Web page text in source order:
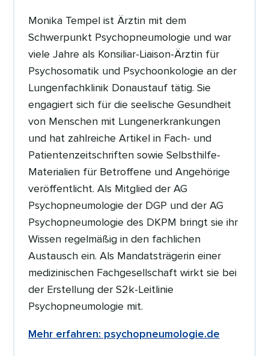
Monika Tempel ist Ärztin mit dem
Schwerpunkt Psychopneumologie und war
viele Jahre als Konsiliar-Liaison-Ärztin für
Psychosomatik und Psychoonkologie an der
Lungenfachklinik Donaustauf tätig. Sie
engagiert sich für die seelische Gesundheit
von Menschen mit Lungenerkrankungen
und hat zahlreiche Artikel in Fach- und
Patientenzeitschriften sowie Selbsthilfe-
Materialien für Betroffene und Angehörige
veröffentlicht. Als Mitglied der AG
Psychopneumologie der DGP und der AG
Psychopneumologie des DKPM bringt sie ihr
Wissen regelmäßig in den fachlichen
Austausch ein. Als Mandatsträgerin einer
medizinischen Fachgesellschaft wirkt sie bei
der Erstellung der S2k-Leitlinie
Psychopneumologie mit.
Mehr erfahren: psychopneumologie.de